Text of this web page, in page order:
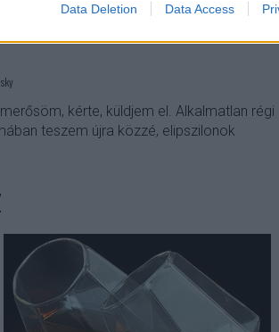
Data Deletion Data Access
kérte, küldjem el. Alkalmatlan régi
teszem újra közzé, elipszilonok